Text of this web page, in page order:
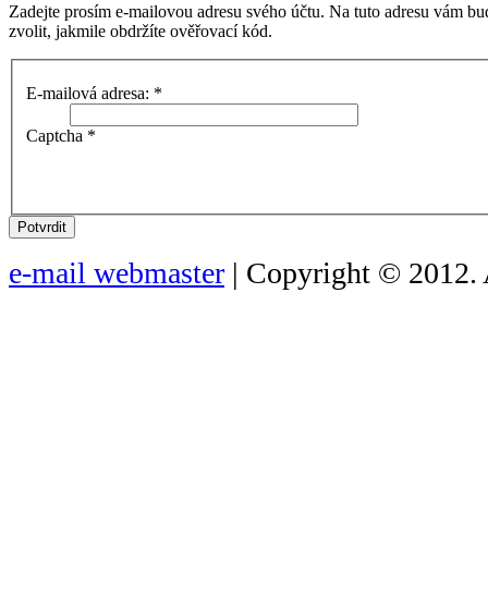
Zadejte prosím e-mailovou adresu svého účtu. Na tuto adresu vám
zvolit, jakmile obdržíte ověřovací kód.
E-mailová adresa: *
Captcha *
Potvrdit
e-mail webmaster | Copyright © 2012.